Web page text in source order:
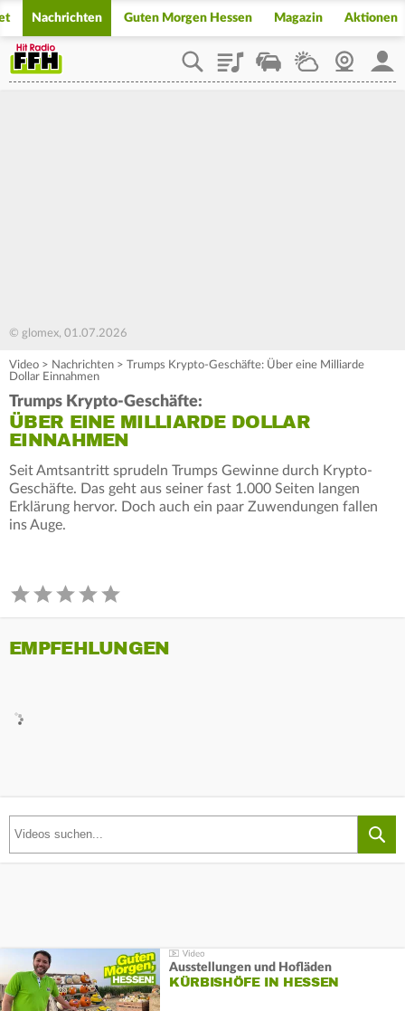
Nachrichten Guten Morgen Hessen Magazin Aktionen
PlaylistStaupilotWetterWebcam
© glomex, 01.07.2026
Video > Nachrichten > Trumps Krypto-Geschäfte: Über eine Milliarde
Dollar Einnahmen
Trumps Krypto-Geschäfte:
ÜBER EINE MILLIARDE DOLLAR
EINNAHMEN
Seit Amtsantritt sprudeln Trumps Gewinne durch Krypto-
Geschäfte. Das geht aus seiner fast 1.000 Seiten langen
Erklärung hervor. Doch auch ein paar Zuwendungen fallen
ins Auge.
EMPFEHLUNGEN
Ausstellungen und Hofläden
KÜRBISHÖFE IN HESSEN